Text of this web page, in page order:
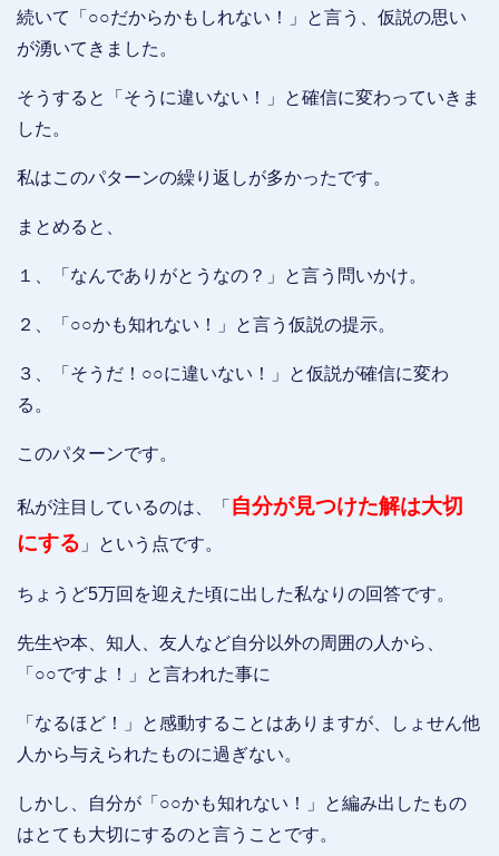
続いて「○○だからかもしれない！」と言う、仮説の思い
が湧いてきました。
そうすると「そうに違いない！」と確信に変わっていきま
した。
私はこのパターンの繰り返しが多かったです。
まとめると、
１、「なんでありがとうなの？」と言う問いかけ。
２、「○○かも知れない！」と言う仮説の提示。
３、「そうだ！○○に違いない！」と仮説が確信に変わ
る。
このパターンです。
私が注目しているのは、「 自分が見つけた解は大切
にする 」という点です。
ちょうど5万回を迎えた頃に出した私なりの回答です。
先生や本、知人、友人など自分以外の周囲の人から、
「○○ですよ！」と言われた事に
「なるほど！」と感動することはありますが、しょせん他
人から与えられたものに過ぎない。
しかし、自分が「○○かも知れない！」と編み出したもの
はとても大切にするのと言うことです。